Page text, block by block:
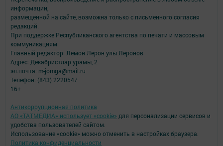
информации,
размещенной на сайте, возможна только с письменного согласия
редакций.
При поддержке Республиканского агентства по печати и массовым
коммуникациям.
Главный редактор: Лемон Лерон улы Леронов
Адрес: Декабристлар урамы, 2
эл.почта: m-jomga@mail.ru
Телефон: (843) 2220547
16+
Антикоррупционная политика
АО «ТАТМЕДИА» использует «cookie» для персонализации сервисов и
удобства пользователей сайтом.
Использование «cookie» можно отменить в настройках браузера.
Политика конфиденциальности